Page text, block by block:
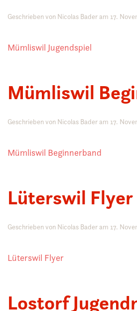
Geschrieben von Nicolas Bader am 17.
Mümliswil Jugendspiel
Mümliswil
Geschrieben von Nicolas Bader am 17.
Mümliswil Beginnerband
Lüterswil Flyer
Geschrieben von Nicolas Bader am 17.
Lüterswil Flyer
Lostorf